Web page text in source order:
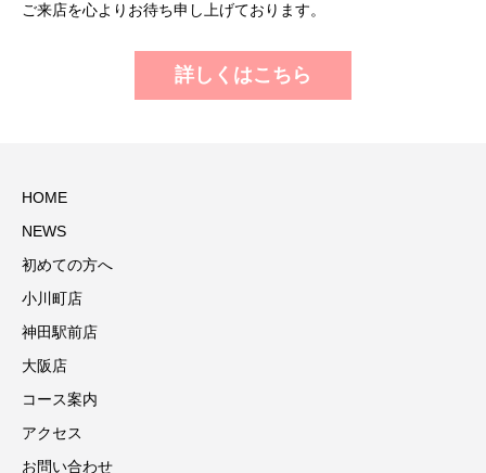
ご来店を心よりお待ち申し上げております。
詳しくはこちら
HOME
NEWS
初めての方へ
小川町店
神田駅前店
大阪店
コース案内
アクセス
お問い合わせ